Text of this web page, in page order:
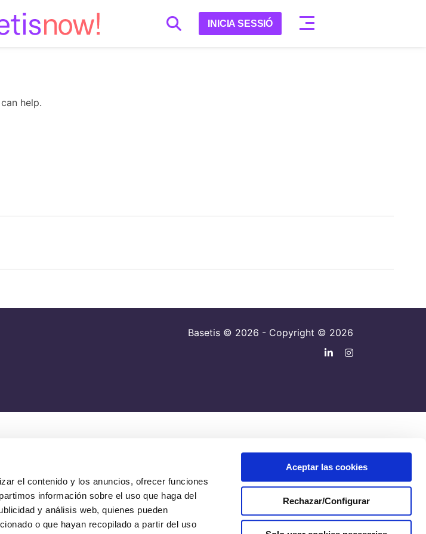
el contenido y los anuncios, ofrecer funciones
información sobre el uso que haga del
y análisis web, quienes pueden
o que hayan recopilado a partir del uso
Aceptar las cookies
Rechazar/Configurar
to
content
INICIA SESSIÓ
help.
Basetis © 2026 - Copyright © 2026